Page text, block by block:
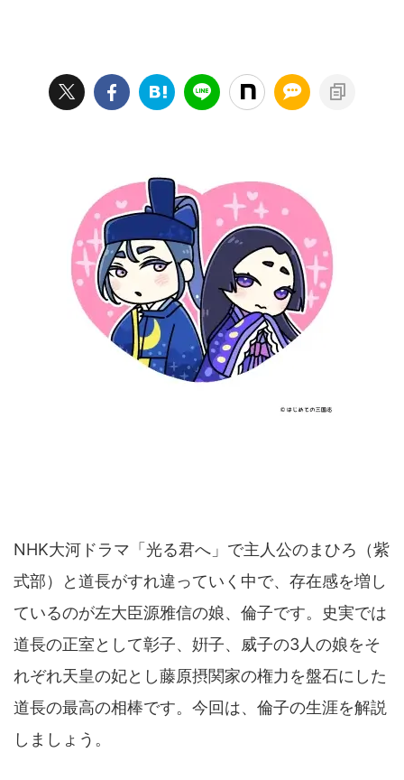
NHK大河ドラマ「光る君へ」で主人公のまひろ（紫
式部）と道長がすれ違っていく中で、存在感を増し
ているのが左大臣源雅信の娘、倫子です。史実では
道長の正室として彰子、姸子、威子の3人の娘をそ
れぞれ天皇の妃とし藤原摂関家の権力を盤石にした
道長の最高の相棒です。今回は、倫子の生涯を解説
しましょう。